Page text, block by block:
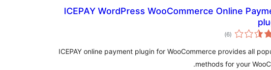
ICEPAY WordPress WooCommerce Online
(6 مجموع
امتیازها
)
ICEPAY online payment plugin for WooCommerce provides all
methods for your